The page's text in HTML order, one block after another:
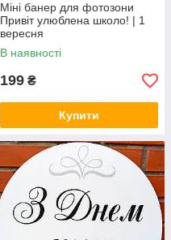
Міні банер для фотозони
Привіт улюблена школо! | 1
вересня
В наявності
199 ₴
Купити